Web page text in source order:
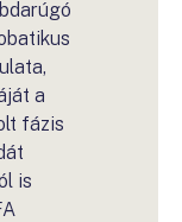
a
fázis
is